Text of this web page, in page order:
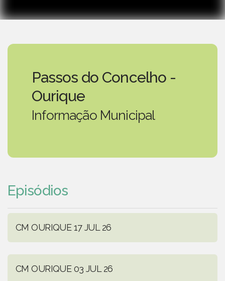
Passos do Concelho -
Ourique
Informação Municipal
Episódios
CM OURIQUE 17 JUL 26
CM OURIQUE 03 JUL 26